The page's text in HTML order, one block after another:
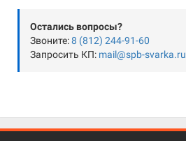
Остались вопросы?
Звоните:8 (812) 244-91-60
Запросить КП: mail@spb-svarka.ru